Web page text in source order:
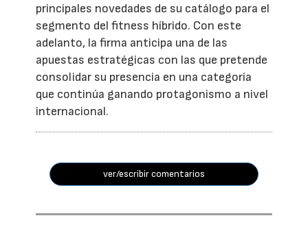
principales novedades de su catálogo para el
segmento del fitness híbrido. Con este
adelanto, la firma anticipa una de las
apuestas estratégicas con las que pretende
consolidar su presencia en una categoría
que continúa ganando protagonismo a nivel
internacional.
ver/escribir comentarios